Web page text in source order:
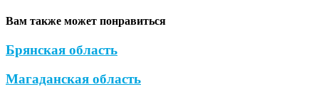
Вам также может понравиться
Брянская область
Магаданская область